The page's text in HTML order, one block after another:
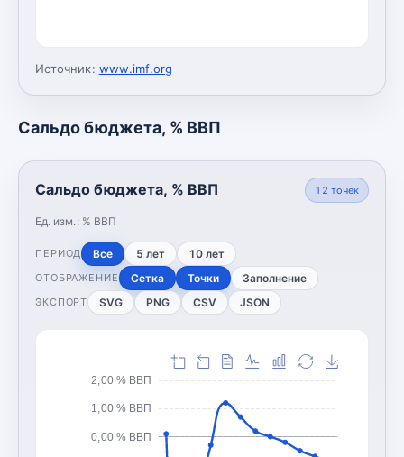
Источник: www.imf.org
Сальдо бюджета, % ВВП
Сальдо бюджета, % ВВП
Ед. изм.: % ВВП
12 точек
ПЕРИОД Все 5 лет 10 лет
ОТОБРАЖЕНИЕ Сетка Точки Заполнение
ЭКСПОРТ SVG PNG CSV JSON
0,00 % ВВП
1,00 % ВВП
2,00 % ВВП